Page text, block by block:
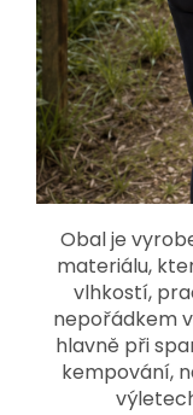
Obal je
materiálu,
vlhkostí,
nepořádkem
hlavně při
kempování,